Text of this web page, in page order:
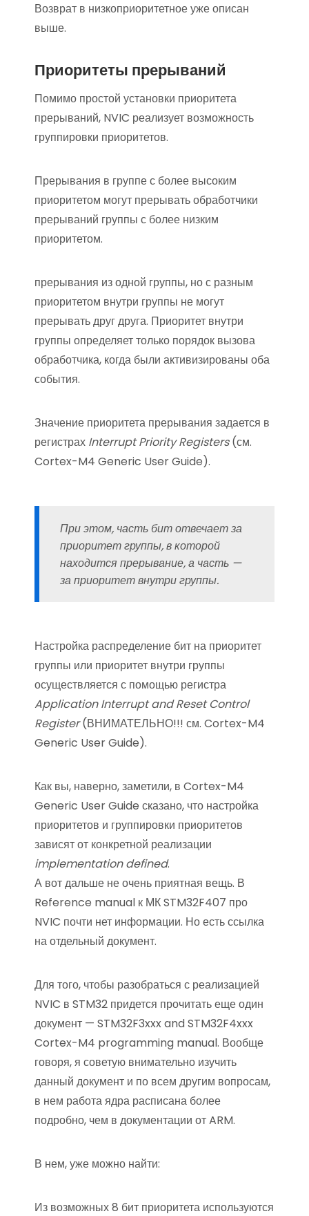
Возврат в низкоприоритетное уже описан
выше.
Приоритеты прерываний
Помимо простой установки приоритета
прерываний, NVIC реализует возможность
группировки приоритетов.
Прерывания в группе с более высоким
приоритетом могут прерывать обработчики
прерываний группы с более низким
приоритетом.
прерывания из одной группы, но с разным
приоритетом внутри группы не могут
прерывать друг друга. Приоритет внутри
группы определяет только порядок вызова
обработчика, когда были активизированы оба
события.
Значение приоритета прерывания задается в
регистрах Interrupt Priority Registers(см.
Cortex-M4 Generic User Guide).
При этом, часть бит отвечает за
приоритет группы, в которой
находится прерывание, а часть —
за приоритет внутри группы.
Настройка распределение бит на приоритет
группы или приоритет внутри группы
осуществляется с помощью регистра
Application Interrupt and Reset Control
Register(ВНИМАТЕЛЬНО!!! см. Cortex-M4
Generic User Guide).
Как вы, наверно, заметили, в Cortex-M4
Generic User Guide сказано, что настройка
приоритетов и группировки приоритетов
зависят от конкретной реализации
implementation defined.
А вот дальше не очень приятная вещь. В
Reference manual к МК STM32F407 про
NVIC почти нет информации. Но есть ссылка
на отдельный документ.
Для того, чтобы разобраться с реализацией
NVIC в STM32 придется прочитать еще один
документ — STM32F3xxx and STM32F4xxx
Cortex-M4 programming manual. Вообще
говоря, я советую внимательно изучить
данный документ и по всем другим вопросам,
в нем работа ядра расписана более
подробно, чем в документации от ARM.
В нем, уже можно найти:
Из возможных 8 бит приоритета используются